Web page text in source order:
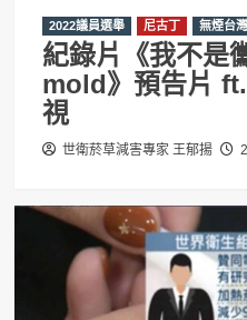
2022議員選舉 尼古丁 無煙台灣
紀錄片《我不是
mold》預告片
視
世衛菸草減害專家 王郁揚